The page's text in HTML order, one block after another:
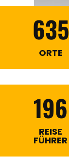
635
ORTE
196
REISE
FÜHRER